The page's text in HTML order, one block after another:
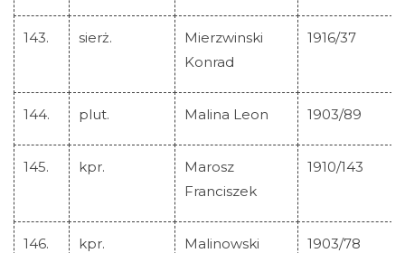
143. sierż.
Mierzwinski
Konrad
1916/37
144. plut. Malina Leon 1903/89
145. kpr.
Marosz
Franciszek
1910/143
146. kpr.
Malinowski
1903/78